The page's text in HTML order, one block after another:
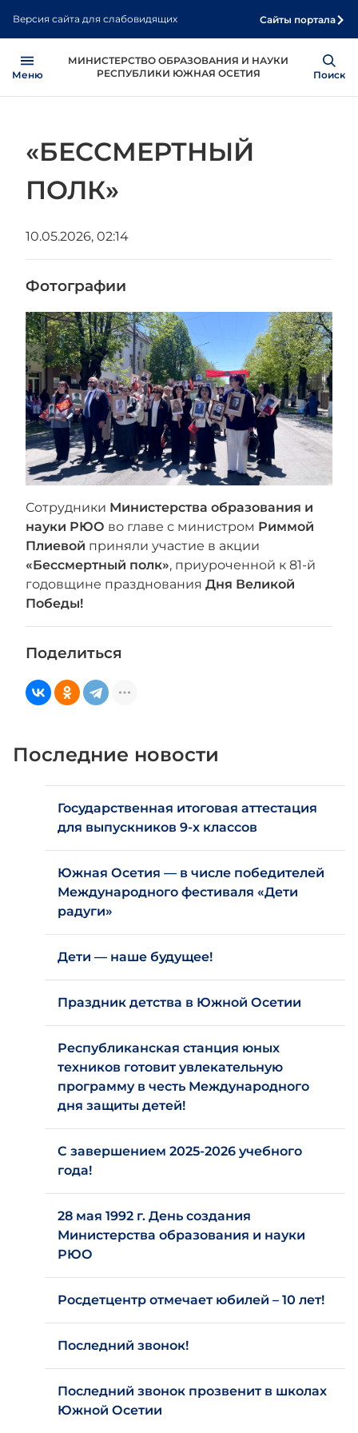
содержанию
Версия сайта для слабовидящих Сайты портала
МИНИСТЕРСТВО ОБРАЗОВАНИЯ И НАУКИ
РЕСПУБЛИКИ ЮЖНАЯ ОСЕТИЯ
Меню
Show
Поиск
«БЕССМЕРТНЫЙ
ПОЛК»
10.05.2026, 02:14
Фотографии
Сотрудники Министерства образования и
науки РЮО во главе с министром Риммой
Плиевой приняли участие в акции
«Бессмертный полк», приуроченной к 81-й
годовщине празднования Дня Великой
Победы!
Поделиться
Последние новости
Государственная итоговая аттестация
для выпускников 9-х классов
Южная Осетия — в числе победителей
Международного фестиваля «Дети
радуги»
Дети — наше будущее!
Праздник детства в Южной Осетии
Республиканская станция юных
техников готовит увлекательную
программу в честь Международного
дня защиты детей!
С завершением 2025-2026 учебного
года!
28 мая 1992 г. День создания
Министерства образования и науки
РЮО
Росдетцентр отмечает юбилей – 10 лет!
Последний звонок!
Последний звонок прозвенит в школах
Южной Осетии